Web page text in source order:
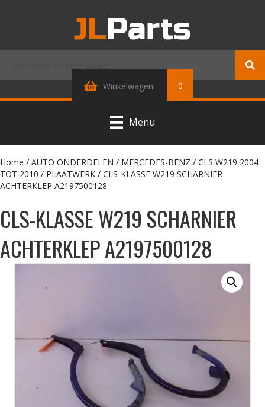
Winkelwagen 0
Menu
Home / AUTO ONDERDELEN / MERCEDES-BENZ / CLS W219 2004
TOT 2010 / PLAATWERK / CLS-KLASSE W219 SCHARNIER
ACHTERKLEP A2197500128
CLS-KLASSE W219 SCHARNIER
ACHTERKLEP A2197500128